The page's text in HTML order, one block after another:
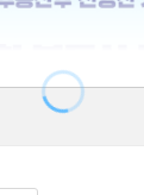
?
떻게 다를까?